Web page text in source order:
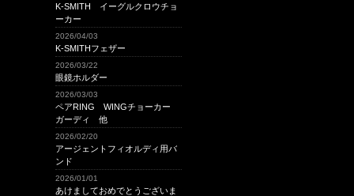
2023年12月
2023年11月
2023年8月
2023年7月
2023年4月
2023年3月
2023年1月
2022年11月
2022年9月
K-SMITH イーグルクロウチョ
ーカー
2026/04/03
K-SMITHフェザー
2026/03/22
眼鏡ホルダー
2026/03/03
ペアRING WINGチョーカー
ガーディ 他
2026/02/20
アージェントフィオルディ用バ
ンド
2026/01/01
あけましておめでとうございま